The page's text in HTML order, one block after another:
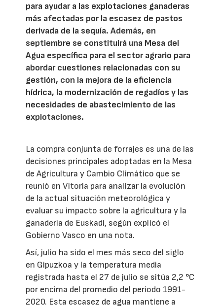
para ayudar a las explotaciones ganaderas
más afectadas por la escasez de pastos
derivada de la sequía. Además, en
septiembre se constituirá una Mesa del
Agua específica para el sector agrario para
abordar cuestiones relacionadas con su
gestión, con la mejora de la eficiencia
hídrica, la modernización de regadíos y las
necesidades de abastecimiento de las
explotaciones.
La compra conjunta de forrajes es una de las
decisiones principales adoptadas en la Mesa
de Agricultura y Cambio Climático que se
reunió en Vitoria para analizar la evolución
de la actual situación meteorológica y
evaluar su impacto sobre la agricultura y la
ganadería de Euskadi, según explicó el
Gobierno Vasco en una nota.
Así, julio ha sido el mes más seco del siglo
en Gipuzkoa y la temperatura media
registrada hasta el 27 de julio se sitúa 2,2 °C
por encima del promedio del periodo 1991-
2020. Esta escasez de agua mantiene a